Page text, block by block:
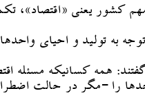
کشور یعنی «اقتصاد»،
به تولید و احیای
همه کسانیکه مسئله
را -مگر در حالت